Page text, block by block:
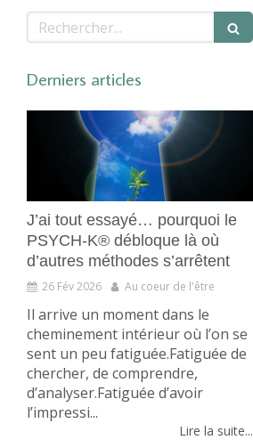
Rechercher
Derniers articles
J’ai tout essayé… pourquoi le
PSYCH-K® débloque là où
d’autres méthodes s’arrêtent
26 Fév 2026 Au coeur de l'être
Il arrive un moment dans le
cheminement intérieur où l’on se
sent un peu fatiguée.Fatiguée de
chercher, de comprendre,
d’analyser.Fatiguée d’avoir
l’impressi...
Lire la suite...